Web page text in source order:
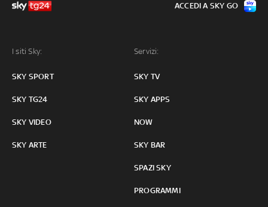
I siti Sky:
SKY SPORT
SKY TG24
SKY VIDEO
SKY ARTE
Servizi:
SKY TV
SKY APPS
NOW
SKY BAR
SPAZI SKY
PROGRAMMI
ACCEDI A SKY GO